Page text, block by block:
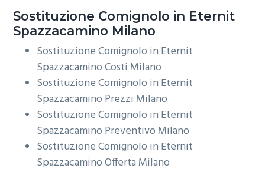
Sostituzione Comignolo in Eternit
Spazzacamino Milano
Sostituzione Comignolo in Eternit
Spazzacamino Costi Milano
Sostituzione Comignolo in Eternit
Spazzacamino Prezzi Milano
Sostituzione Comignolo in Eternit
Spazzacamino Preventivo Milano
Sostituzione Comignolo in Eternit
Spazzacamino Offerta Milano